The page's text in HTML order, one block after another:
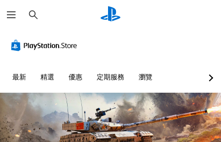
尋
最新 精選 優惠 定期服務 瀏覽